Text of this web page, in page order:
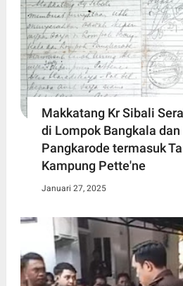
Makkatang Kr Sibali
di Lompok Bangkala
Pangkarode termasuk
Kampung Pette'ne
Januari 27, 2025